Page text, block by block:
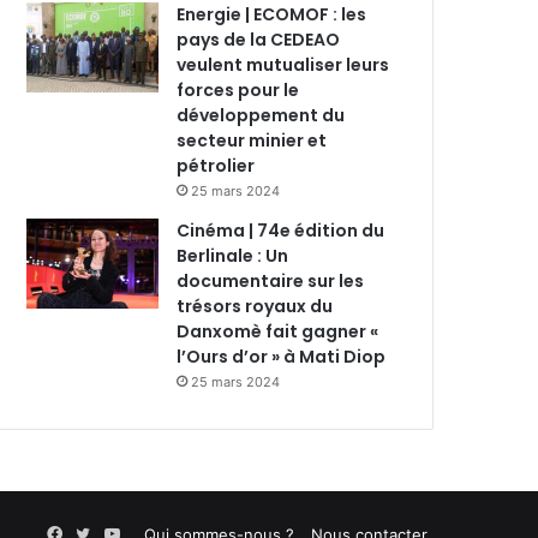
Energie | ECOMOF : les
pays de la CEDEAO
veulent mutualiser leurs
forces pour le
développement du
secteur minier et
pétrolier
25 mars 2024
Cinéma | 74e édition du
Berlinale : Un
documentaire sur les
trésors royaux du
Danxomè fait gagner «
l’Ours d’or » à Mati Diop
25 mars 2024